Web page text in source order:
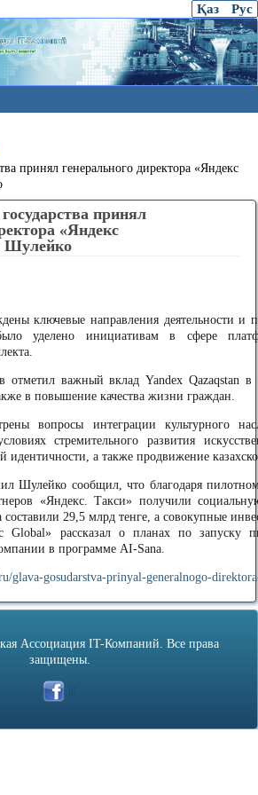
Қаз Рус
принял генерального директора «Яндекс
принял
«Яндекс
Шулейко
ключевые направления деятельности и
уделено инициативам в сфере
отметил важный вклад Yandex Qazaqstan
в повышение качества жизни граждан.
вопросы интеграции культурного
стремительного развития
идентичности, а также продвижение
Шулейко сообщил, что благодаря
«Яндекс. Такси» получили
составили 29,5 млрд тенге, а совокупные
Global» рассказал о планах по
в программе AI-Sana.
glava-gosudarstva-prinyal-generalnogo-
Ассоциация IT-Компаний. Все права
защищены.